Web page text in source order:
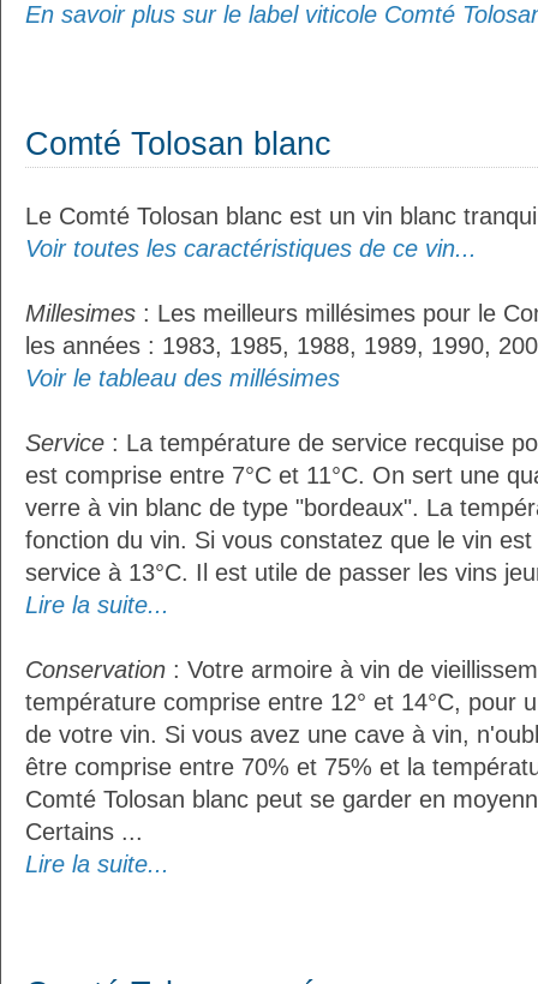
En savoir plus sur le label viticole Comté
Comté Tolosan blanc
Le Comté Tolosan blanc est un vin blanc
Voir toutes les caractéristiques de ce vin...
Millesimes : Les meilleurs millésimes pour le
les années : 1983, 1985, 1988, 1989, 1990,
Voir le tableau des millésimes
Service : La température de service recquise
est comprise entre 7°C et 11°C. On sert une
verre à vin blanc de type "bordeaux". La
fonction du vin. Si vous constatez que le vin
service à 13°C. Il est utile de passer les vins
Lire la suite...
Conservation : Votre armoire à vin de
température comprise entre 12° et 14°C, pour
de votre vin. Si vous avez une cave à vin,
être comprise entre 70% et 75% et la
Comté Tolosan blanc peut se garder en
Certains ...
Lire la suite...